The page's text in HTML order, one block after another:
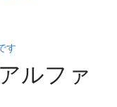
す
ルファ